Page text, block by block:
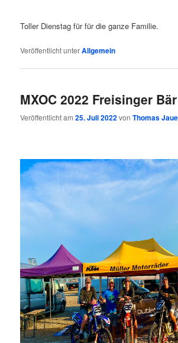
Toller Dienstag für für die ganze Familie.
Veröffentlicht unterAllgemein
MXOC 2022 Freisinger Bär
Veröffentlicht am25. Juli 2022vonThomas